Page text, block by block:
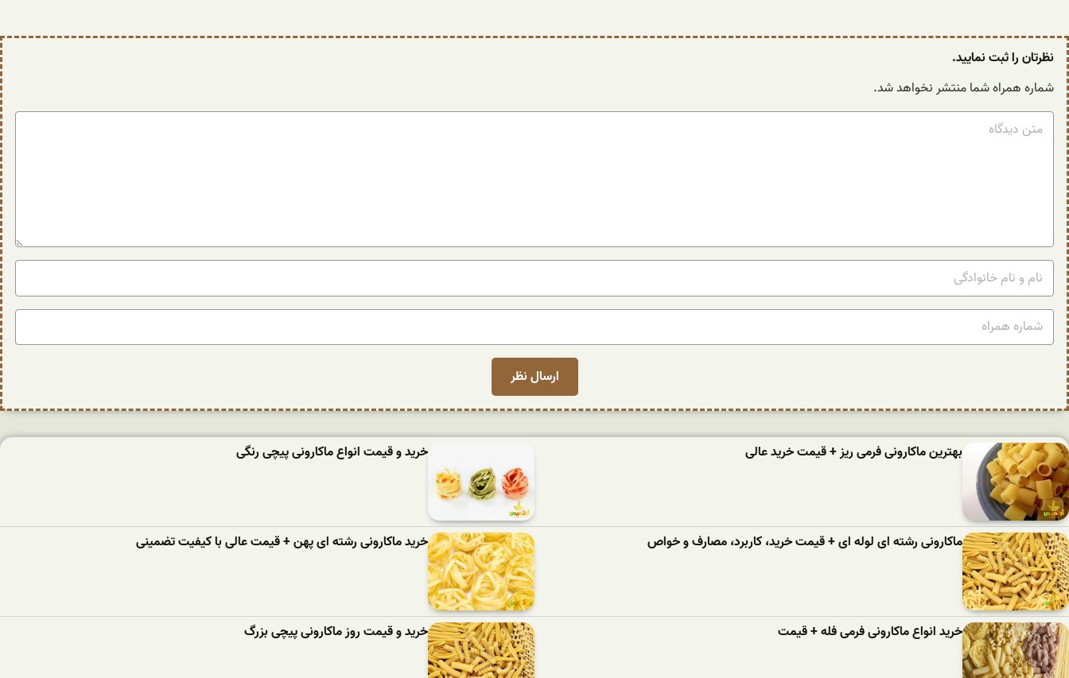
نظرتان را ثبت نمایید.
شماره همراه شما منتشر نخواهد شد.
بهترین ماکارونی فرمی ریز + قیمت خرید عالی خرید و قیمت انواع ماکارونی پیچی رنگی
ماکارونی رشته ای لوله ای + قیمت خرید، کاربرد، مصارف و خواص خرید ماکارونی رشته ای پهن + قیمت عالی با کیفیت تضمینی
خرید انواع ماکارونی فرمی فله + قیمت خرید و قیمت روز ماکارونی پیچی بزرگ